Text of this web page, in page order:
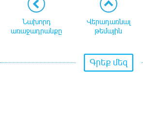
Նախորդ
առաջադրանքը
Վերադառնալ
թեմային
Գրեք մեզ